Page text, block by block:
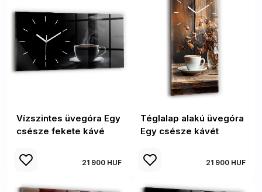
Vízszintes üvegóra Egy
csésze fekete kávé
21 900 HUF
Téglalap alakú üvegóra
Egy csésze kávét
21 900 HUF